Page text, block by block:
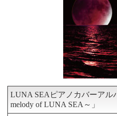
LUNA SEAピアノカバーアル
melody of LUNA SEA～」